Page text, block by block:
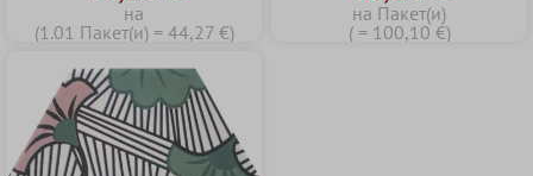
на
(1.01 Пакет(и) = 44,27 €)
на Пакет(и)
( = 100,10 €)